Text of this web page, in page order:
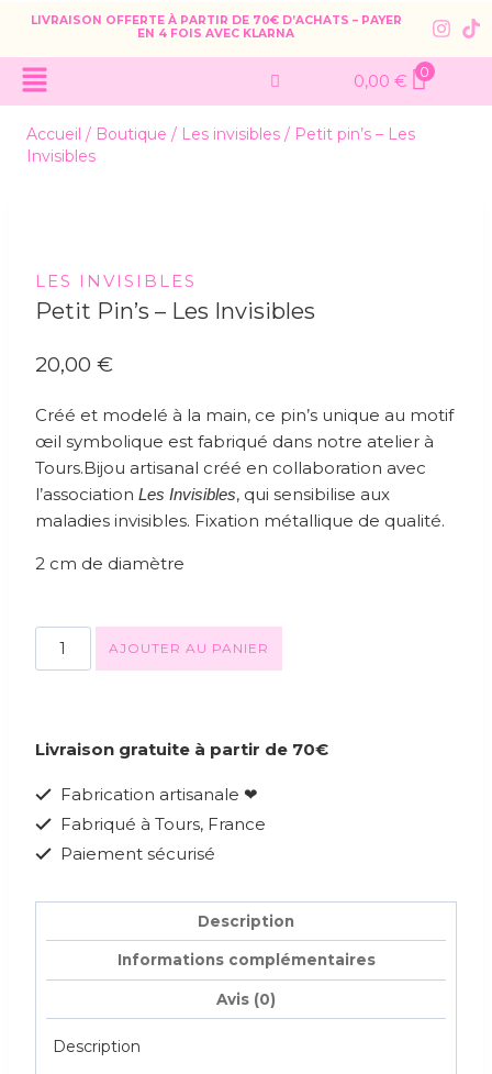
LIVRAISON OFFERTE À PARTIR DE 70€ D’ACHATS – PAYER
EN 4 FOIS AVEC KLARNA
0,00 € 0
Accueil / Boutique / Les invisibles / Petit pin’s – Les
Invisibles
LES INVISIBLES
Petit Pin’s – Les Invisibles
20,00 €
Créé et modelé à la main, ce pin’s unique au motif
œil symbolique est fabriqué dans notre atelier à
Tours.Bijou artisanal créé en collaboration avec
l’association Les Invisibles, qui sensibilise aux
maladies invisibles. Fixation métallique de qualité.
2 cm de diamètre
AJOUTER AU PANIER
Livraison gratuite à partir de 70€
Fabrication artisanale ❤
Fabriqué à Tours, France
Paiement sécurisé
Description
Informations complémentaires
Avis (0)
Description